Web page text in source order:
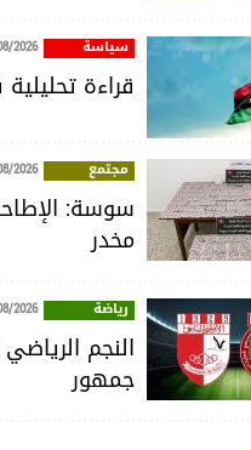
سياسة 2026
قراءة
مجتمع 2026
مخدر
رياضة 2026
النجم
جمهور